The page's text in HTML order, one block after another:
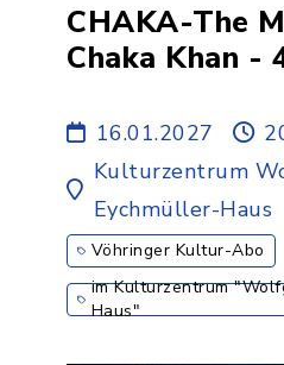
CHAKA-The
Chaka Khan -
16.01.2027
Kulturzentrum
Eychmüller-Haus
Vöhringer Kultur-Abo
im Kulturzentrum
Haus"